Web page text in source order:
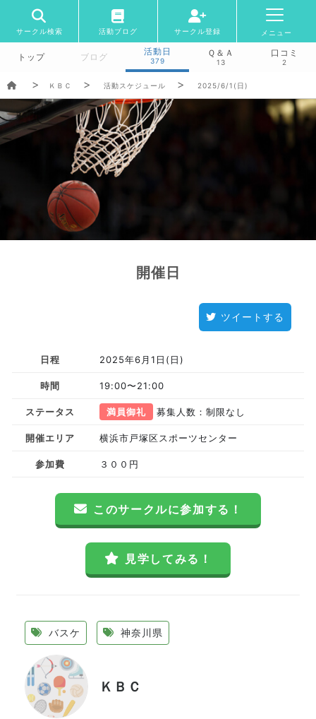
サークル検索 活動ブログ サークル登録 メニュー
トップ ブログ
活動日
379
Ｑ＆Ａ
13
口コミ
2
ＫＢＣ 活動スケジュール 2025/6/1(日)
開催日
ツイートする
日程 2025年6月1日(日)
時間 19:00〜21:00
ステータス 満員御礼 募集人数：制限なし
開催エリア 横浜市戸塚区スポーツセンター
参加費 ３００円
このサークルに参加する！
見学してみる！
バスケ 神奈川県
ＫＢＣ